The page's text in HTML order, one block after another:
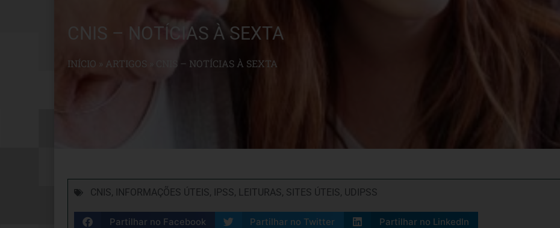
CNIS – NOTÍCIAS À SEXTA
INÍCIO » ARTIGOS CNIS – NOTÍCIAS À SEXTA
CNIS, INFORMAÇÕES ÚTEIS, IPSS, LEITURAS, SITES ÚTEIS, UDIPSS
Partilhar no Facebook Partilhar no Twitter Partilhar no LinkedIn